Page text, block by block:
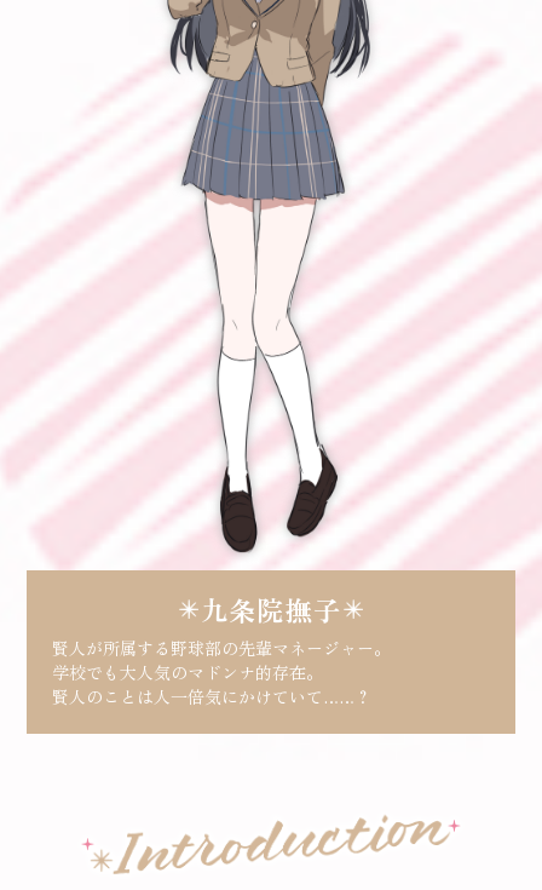
九条院撫子
賢人が所属する野球部の先輩マネージャー。
学校でも大人気のマドンナ的存在。
賢人のことは人一倍気にかけていて……？